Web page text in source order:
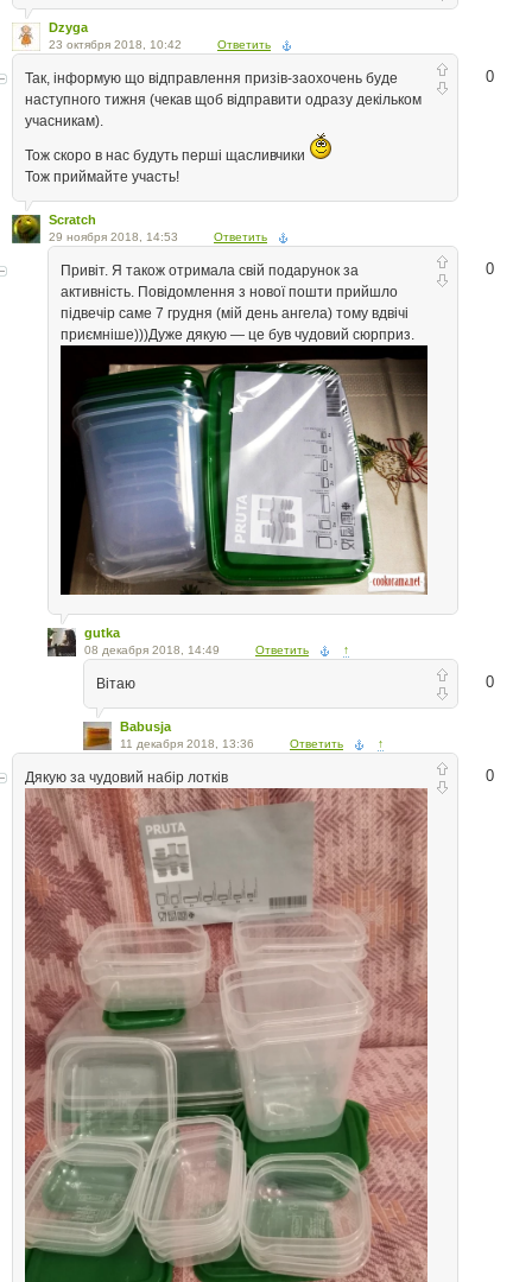
Dzyga
23 октября 2018, 10:42 Ответить
0
Так, інформую що відправлення призів-заохочень буде
наступного тижня (чекав щоб відправити одразу декільком
учасникам).
Тож скоро в нас будуть перші щасливчики
Тож приймайте участь!
Scratch
29 ноября 2018, 14:53 Ответить
0
Привіт. Я також отримала свій подарунок за
активність. Повідомлення з нової пошти прийшло
підвечір саме 7 грудня (мій день ангела) тому вдвічі
приємніше)))Дуже дякую — це був чудовий сюрприз.
gutka
08 декабря 2018, 14:49 Ответить ↑
0
Вітаю
Babusja
11 декабря 2018, 13:36 Ответить ↑
0
Дякую за чудовий набір лотків